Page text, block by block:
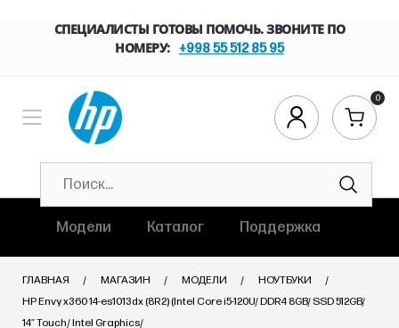
СПЕЦИАЛИСТЫ ГОТОВЫ ПОМОЧЬ. ЗВОНИТЕ ПО
НОМЕРУ:
+998 55 512 85 95
0
Модели Каталог Поддержка
ГЛАВНАЯ МАГАЗИН МОДЕЛИ
НОУТБУКИ
HP Envy x360 14-es1013dx (8R2) (Intel Core i5-120U/ DDR4 8GB/ SSD 512GB/
14″ Touch/ Intel Graphics/